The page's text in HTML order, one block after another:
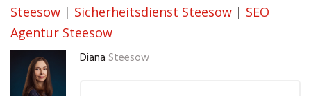
Steesow | Sicherheitsdienst Steesow | SEO
Agentur Steesow
Diana Steesow